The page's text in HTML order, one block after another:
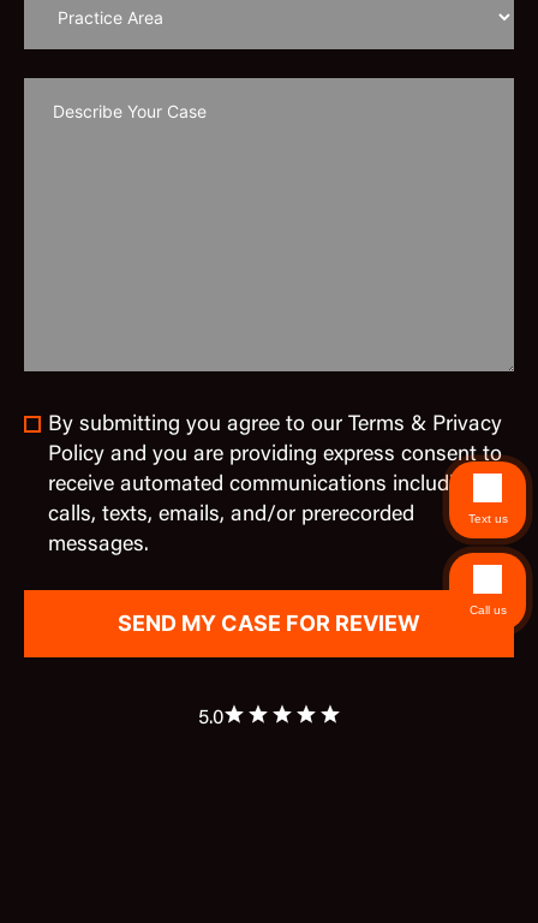
By submitting you agree to our Terms & Privacy
Policy and you are providing express consent to
receive automated communications including
calls, texts, emails, and/or prerecorded
messages.
5.0
Text us
Call us